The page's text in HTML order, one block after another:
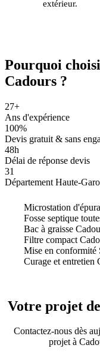
extérieur.
Pourquoi
Cadours ?
27+
Ans d'expérience
100%
Devis gratuit & sans
48h
Délai de réponse devis
31
Département Haute-
Microstation
Fosse septique
Bac à graisse
Filtre compact
Mise en conformité
Curage et entretien
Votre projet de
Contactez-nous dès
projet à